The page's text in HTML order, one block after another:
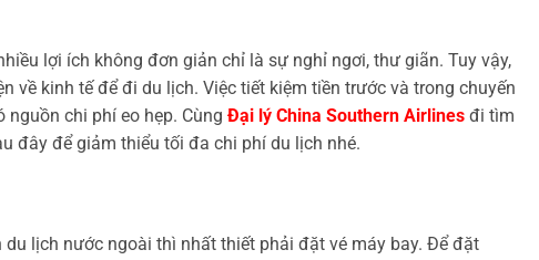
lợi ích không đơn giản chỉ là sự nghỉ ngơi, thư giãn. Tuy vậy,
về kinh tế để đi du lịch. Việc tiết kiệm tiền trước và trong chuyến
chi phí eo hẹp. Cùng Đại lý China Southern Airlines đi tìm
đây để giảm thiểu tối đa chi phí du lịch nhé.
lịch nước ngoài thì nhất thiết phải đặt vé máy bay. Để đặt